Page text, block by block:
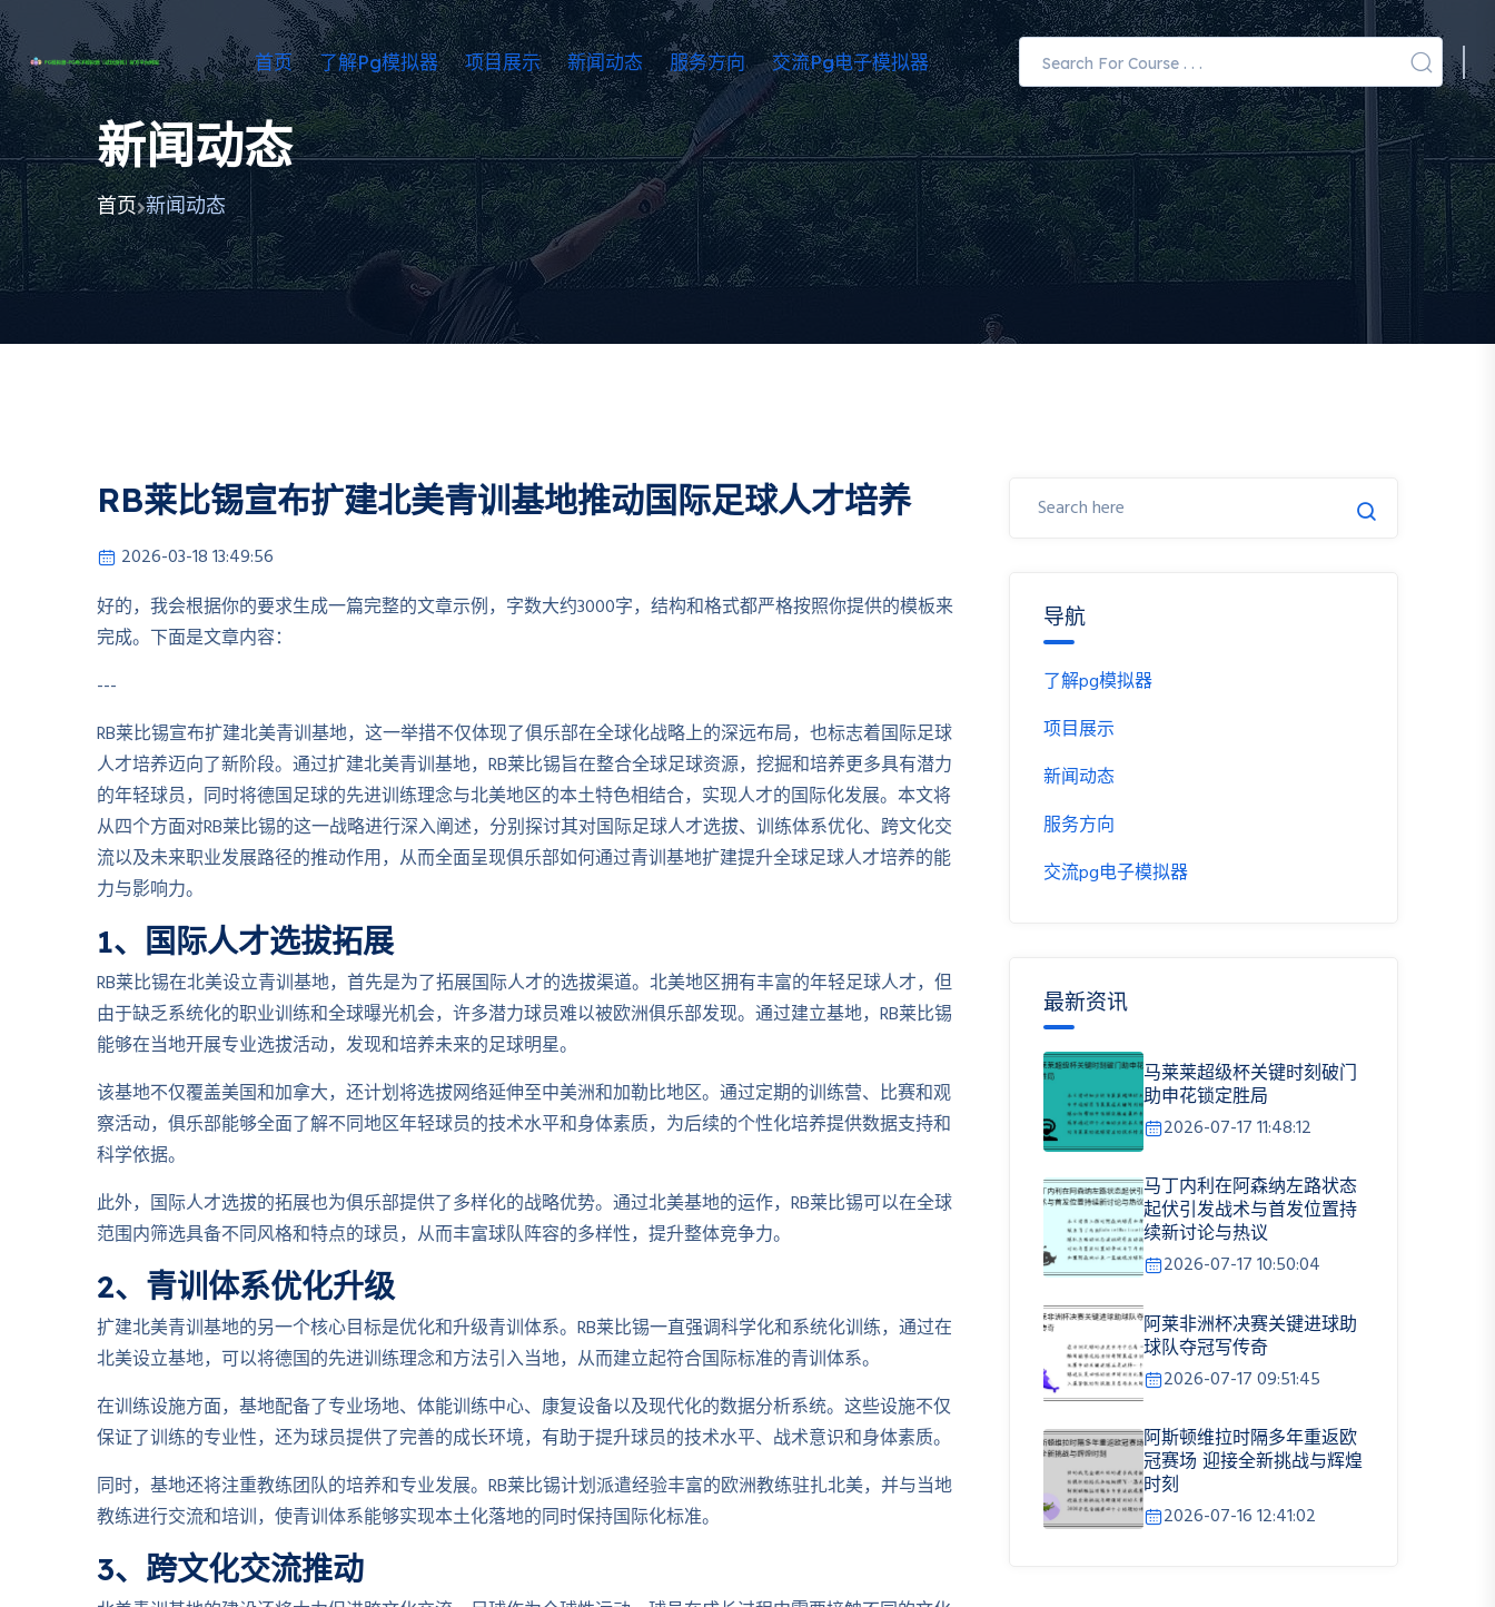
首页 了解pg模拟器 项目展示 新闻动态 服务方向 交流pg电子模拟器
新闻动态
首页 新闻动态
RB莱比锡宣布扩建北美青训基地推动国际足球人才培养
2026-03-18 13:49:56
好的，我会根据你的要求生成一篇完整的文章示例，字数大约3000字，结构和格式都严格按照你提供的模板来
完成。下面是文章内容：
---
RB莱比锡宣布扩建北美青训基地，这一举措不仅体现了俱乐部在全球化战略上的深远布局，也标志着国际足球
人才培养迈向了新阶段。通过扩建北美青训基地，RB莱比锡旨在整合全球足球资源，挖掘和培养更多具有潜力
的年轻球员，同时将德国足球的先进训练理念与北美地区的本土特色相结合，实现人才的国际化发展。本文将
从四个方面对RB莱比锡的这一战略进行深入阐述，分别探讨其对国际足球人才选拔、训练体系优化、跨文化交
流以及未来职业发展路径的推动作用，从而全面呈现俱乐部如何通过青训基地扩建提升全球足球人才培养的能
力与影响力。
1、国际人才选拔拓展
RB莱比锡在北美设立青训基地，首先是为了拓展国际人才的选拔渠道。北美地区拥有丰富的年轻足球人才，但
由于缺乏系统化的职业训练和全球曝光机会，许多潜力球员难以被欧洲俱乐部发现。通过建立基地，RB莱比锡
能够在当地开展专业选拔活动，发现和培养未来的足球明星。
该基地不仅覆盖美国和加拿大，还计划将选拔网络延伸至中美洲和加勒比地区。通过定期的训练营、比赛和观
察活动，俱乐部能够全面了解不同地区年轻球员的技术水平和身体素质，为后续的个性化培养提供数据支持和
科学依据。
此外，国际人才选拔的拓展也为俱乐部提供了多样化的战略优势。通过北美基地的运作，RB莱比锡可以在全球
范围内筛选具备不同风格和特点的球员，从而丰富球队阵容的多样性，提升整体竞争力。
2、青训体系优化升级
扩建北美青训基地的另一个核心目标是优化和升级青训体系。RB莱比锡一直强调科学化和系统化训练，通过在
北美设立基地，可以将德国的先进训练理念和方法引入当地，从而建立起符合国际标准的青训体系。
在训练设施方面，基地配备了专业场地、体能训练中心、康复设备以及现代化的数据分析系统。这些设施不仅
保证了训练的专业性，还为球员提供了完善的成长环境，有助于提升球员的技术水平、战术意识和身体素质。
同时，基地还将注重教练团队的培养和专业发展。RB莱比锡计划派遣经验丰富的欧洲教练驻扎北美，并与当地
教练进行交流和培训，使青训体系能够实现本土化落地的同时保持国际化标准。
3、跨文化交流推动
导航
了解pg模拟器
项目展示
新闻动态
服务方向
交流pg电子模拟器
最新资讯
马莱莱超级杯关键时刻破门
助申花锁定胜局
2026-07-17 11:48:12
马丁内利在阿森纳左路状态
起伏引发战术与首发位置持
续新讨论与热议
2026-07-17 10:50:04
阿莱非洲杯决赛关键进球助
球队夺冠写传奇
2026-07-17 09:51:45
阿斯顿维拉时隔多年重返欧
冠赛场 迎接全新挑战与辉煌
时刻
2026-07-16 12:41:02